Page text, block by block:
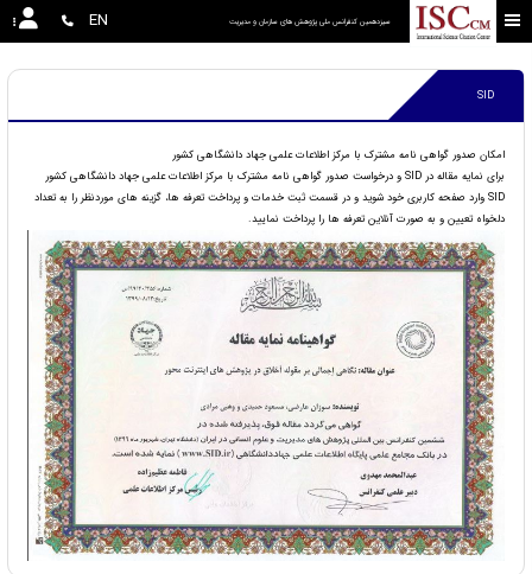
سیزدهمین کنفرانس ملی پژوهش های سازمان و مدیریت EN
SID
امکان صدور گواهی نامه مشترک با مرکز اطلاعات علمی جهاد دانشگاهی کشور
برای نمایه مقاله در SID و درخواست صدور گواهی نامه مشترک با مرکز اطلاعات علمی جهاد دانشگاهی کشور
SID وارد صفحه کاربری خود شوید و در قسمت ثبت خدمات و پرداخت تعرفه ها، گزینه های موردنظر را به تعداد
دلخواه تعیین و به صورت آنلاین تعرفه ها را پرداخت نمایید.